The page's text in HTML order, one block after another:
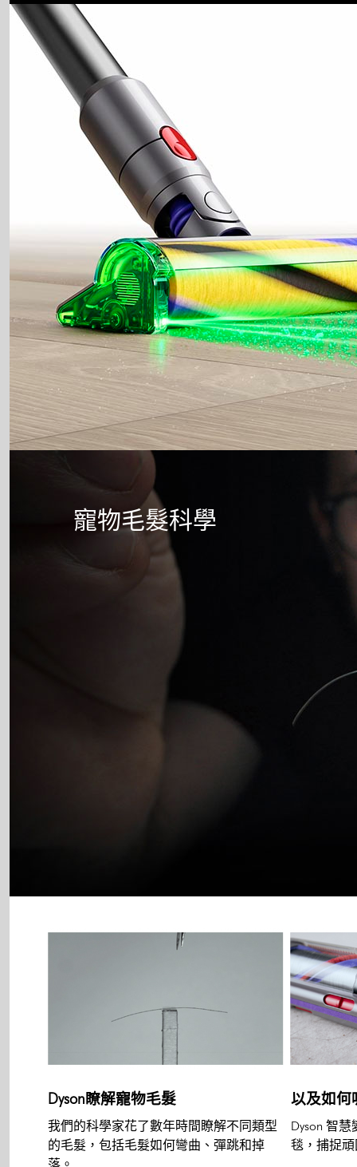
寵物毛髮科學
Dyson瞭解寵物毛髮
我們的科學家花了數年時間瞭解不同類型
的毛髮，包括毛髮如何彎曲、彈跳和掉
以及如何
Dyson 智
毯，捕捉